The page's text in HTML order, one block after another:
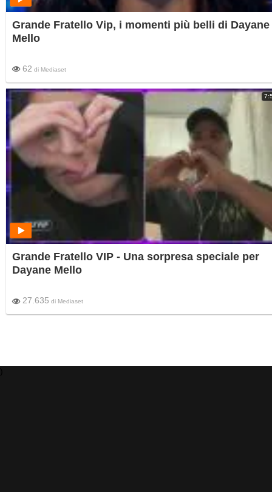
Grande Fratello Vip, i momenti più belli di Dayane
Mello
62 di Mediaset
Grande Fratello VIP - Una sorpresa speciale per
Dayane Mello
27.635 di Mediaset